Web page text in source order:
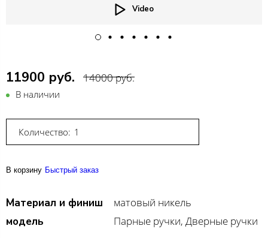
Video
11900 руб. 14000 руб.
В наличии
Количество:
В корзину Быстрый заказ
Материал и финиш
матовый никель
модель
Парные ручки, Дверные ручки